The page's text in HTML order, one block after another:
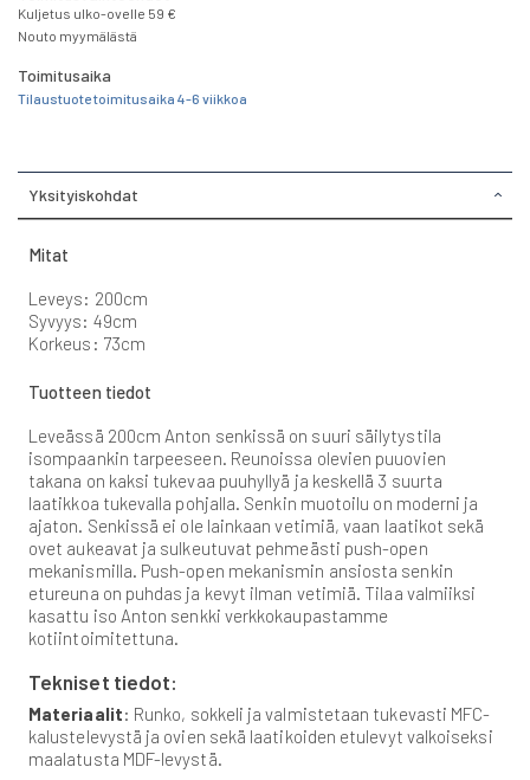
Kuljetus ulko-ovelle 59 €
Nouto myymälästä
Toimitusaika
Tilaustuote toimitusaika 4-6 viikkoa
Yksityiskohdat
Mitat
Leveys: 200cm
Syvyys: 49cm
Korkeus: 73cm
Tuotteen tiedot
Leveässä 200cm Anton senkissä on suuri säilytystila
isompaankin tarpeeseen. Reunoissa olevien puuovien
takana on kaksi tukevaa puuhyllyä ja keskellä 3 suurta
laatikkoa tukevalla pohjalla. Senkin muotoilu on moderni ja
ajaton. Senkissä ei ole lainkaan vetimiä, vaan laatikot sekä
ovet aukeavat ja sulkeutuvat pehmeästi push-open
mekanismilla. Push-open mekanismin ansiosta senkin
etureuna on puhdas ja kevyt ilman vetimiä. Tilaa valmiiksi
kasattu iso Anton senkki verkkokaupastamme
kotiintoimitettuna.
Tekniset tiedot:
Materiaalit: Runko, sokkeli ja valmistetaan tukevasti MFC-
kalustelevystä ja ovien sekä laatikoiden etulevyt valkoiseksi
maalatusta MDF-levystä.